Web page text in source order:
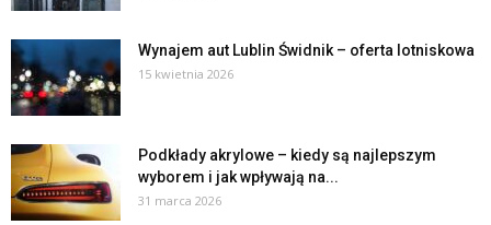
Wynajem aut Lublin Świdnik – oferta lotniskowa
15 kwietnia 2026
Podkłady akrylowe – kiedy są najlepszym
wyborem i jak wpływają na...
31 marca 2026